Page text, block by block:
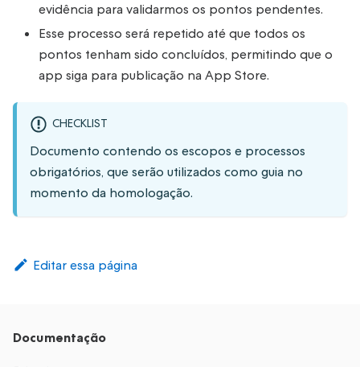
evidência para validarmos os pontos pendentes.
Esse processo será repetido até que todos os
pontos tenham sido concluídos, permitindo que o
app siga para publicação na App Store.
CHECKLIST
Documento contendo os escopos e processos
obrigatórios, que serão utilizados como guia no
momento da homologação.
Editar essa página
Documentação